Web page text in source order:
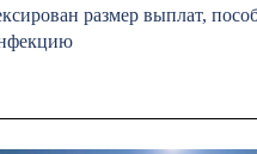
размер выплат,